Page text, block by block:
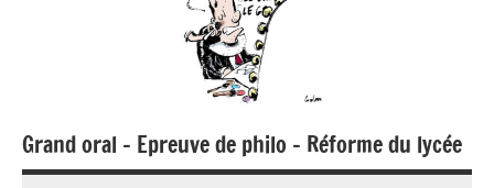
Grand oral – Epreuve de philo – Réforme du lycée